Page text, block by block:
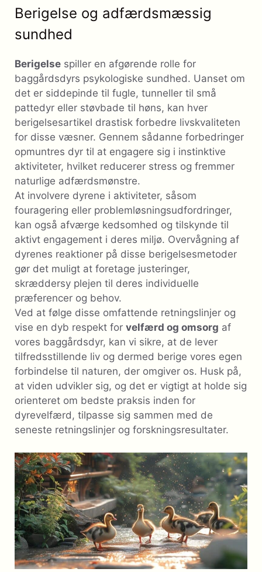
Berigelse og adfærdsmæssig
sundhed
Berigelse spiller en afgørende rolle for
baggårdsdyrs psykologiske sundhed. Uanset om
det er siddepinde til fugle, tunneller til små
pattedyr eller støvbade til høns, kan hver
berigelsesartikel drastisk forbedre livskvaliteten
for disse væsner. Gennem sådanne forbedringer
opmuntres dyr til at engagere sig i instinktive
aktiviteter, hvilket reducerer stress og fremmer
naturlige adfærdsmønstre.
At involvere dyrene i aktiviteter, såsom
fouragering eller problemløsningsudfordringer,
kan også afværge kedsomhed og tilskynde til
aktivt engagement i deres miljø. Overvågning af
dyrenes reaktioner på disse berigelsesmetoder
gør det muligt at foretage justeringer,
skræddersy plejen til deres individuelle
præferencer og behov.
Ved at følge disse omfattende retningslinjer og
vise en dyb respekt for velfærd og omsorg af
vores baggårdsdyr, kan vi sikre, at de lever
tilfredsstillende liv og dermed berige vores egen
forbindelse til naturen, der omgiver os. Husk på,
at viden udvikler sig, og det er vigtigt at holde sig
orienteret om bedste praksis inden for
dyrevelfærd, tilpasse sig sammen med de
seneste retningslinjer og forskningsresultater.